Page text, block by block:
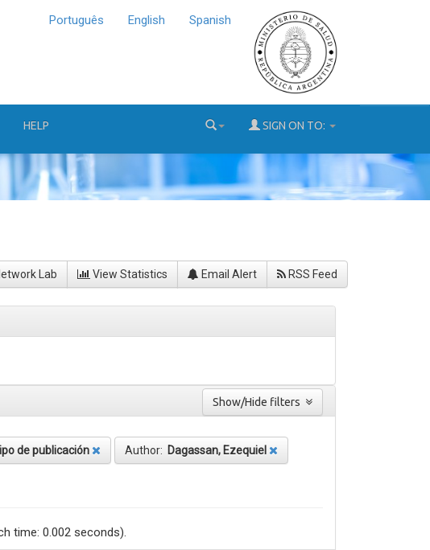
Português English Spanish
HELP SIGN ON TO:
Lab View Statistics Email Alert RSS Feed
de publicación Author: Dagassan, Ezequiel
time: 0.002 seconds).